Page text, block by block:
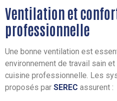
Ventilation et
professionnelle
Une bonne ventilation est
environnement de travail sain
cuisine professionnelle. Les
proposés par SEREC assurent :